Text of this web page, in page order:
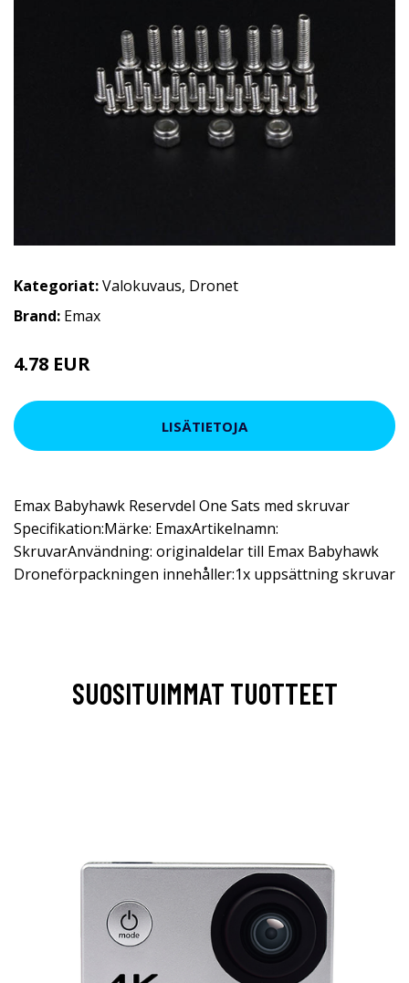
Kategoriat:Valokuvaus, Dronet
Brand: Emax
4.78 EUR
LISÄTIETOJA
Emax Babyhawk Reservdel One Sats med skruvar
Specifikation:Märke: EmaxArtikelnamn:
SkruvarAnvändning: originaldelar till Emax Babyhawk
Droneförpackningen innehåller:1x uppsättning skruvar
SUOSITUIMMAT TUOTTEET